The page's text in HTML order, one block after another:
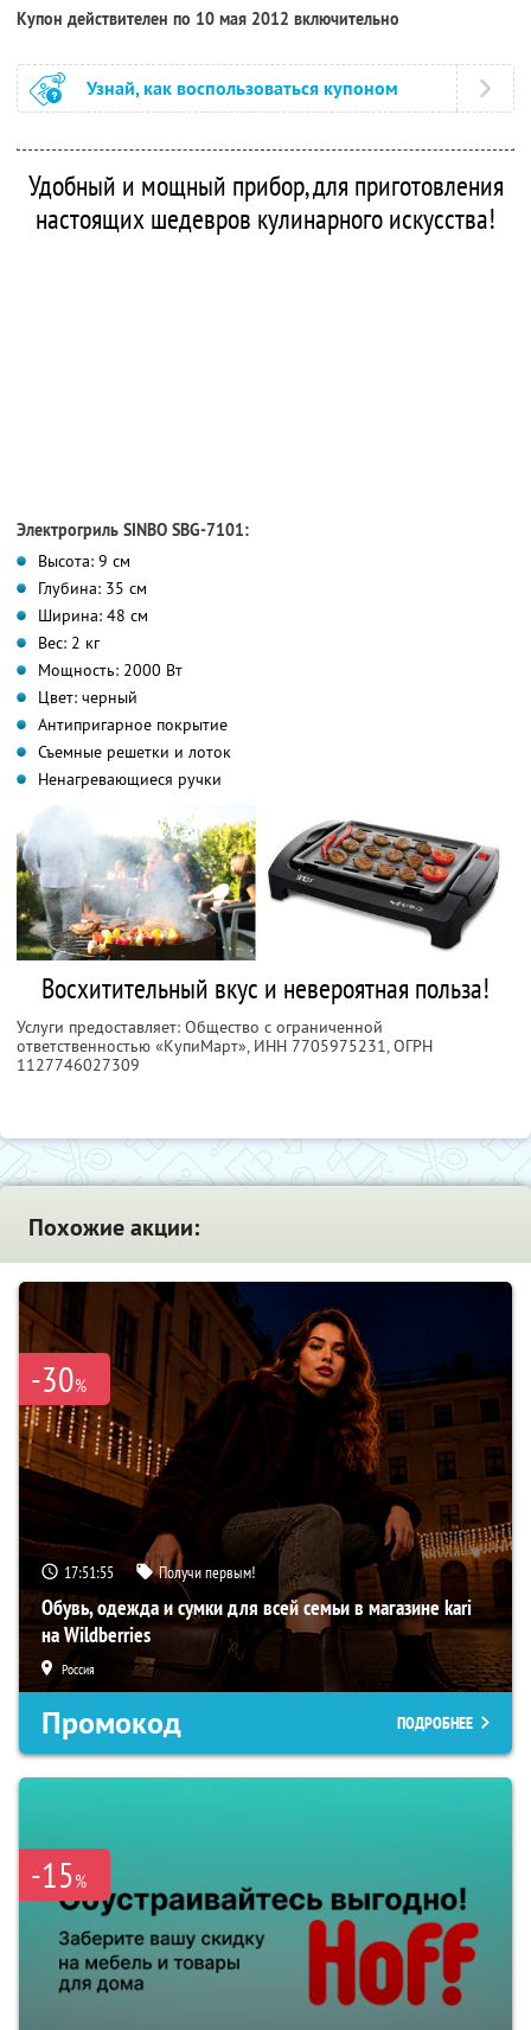
Купон действителен по 10 мая 2012 включительно
Узнай, как воспользоваться купоном
Удобный и мощный прибор, для приготовления
настоящих шедевров кулинарного искусства!
Электрогриль SINBO SBG-7101:
Высота: 9 см
Глубина: 35 см
Ширина: 48 см
Вес: 2 кг
Мощность: 2000 Вт
Цвет: черный
Антипригарное покрытие
Съемные решетки и лоток
Ненагревающиеся ручки
Восхитительный вкус и невероятная польза!
Услуги предоставляет: Общество с ограниченной
ответственностью «КупиМарт», ИНН 7705975231 , ОГРН
1127746027309
Похожие акции:
-30%
17:51:54 Получи первым!
Обувь, одежда и сумки для всей семьи в магазине kari
на Wildberries
Россия
Промокод ПОДРОБНЕЕ
-15%